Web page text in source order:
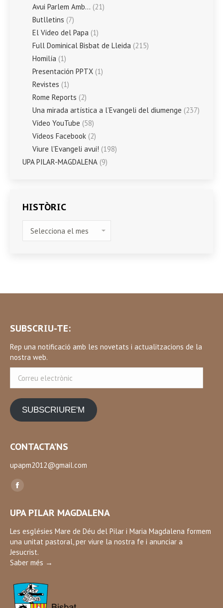
Avui Parlem Amb… (21)
Butlletins (7)
El Vídeo del Papa (1)
Full Dominical Bisbat de Lleida (215)
Homilía (1)
Presentación PPTX (1)
Revistes (1)
Rome Reports (2)
Una mirada artística a l’Evangeli del diumenge (237)
Vídeo YouTube (58)
Vídeos Facebook (2)
Viure l'Evangeli avui! (198)
UPA PILAR-MAGDALENA (9)
HISTÒRIC
SUBSCRIU-TE:
Rep una notificació amb les novetats i actualitzacions de la
nostra web.
electrònic
SUBSCRIURE'M
CONTACTA’NS
upapm2012@gmail.com
Find us on:
Facebook
opens
in
new
window
UPA PILAR MAGDALENA
Les esglésies Mare de Déu del Pilar i Maria Magdalena formem
una unitat pastoral, per viure la nostra fe i anunciar a
Jesucrist.
Saber més →